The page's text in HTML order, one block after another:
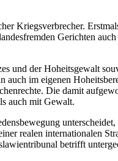
Kriegsverbrecher.
Gerichten
und der Hoheitsgewalt
auch im eigenen
Die damit
auch mit Gewalt.
realen internationalen
betrifft